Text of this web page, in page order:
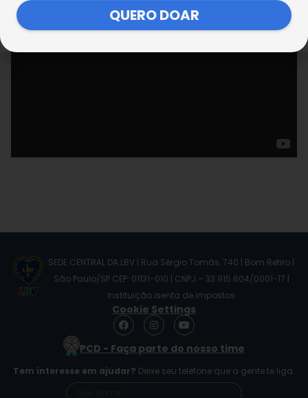
SEDE CENTRAL DA LBV | Rua Sérgio Tomás, 740 | Bom Retiro |
São Paulo/SP CEP: 01131-010 | CNPJ – 33.915.604/0001-17 |
Instituição isenta de impostos
Cookie Settings
F
a
e
o
o
I
n
s
t
g
r
Y
o
t
b
e
PCD - Faça parte do nosso time
Tem interesse em ajudar? Deixe seu telefone que a gente te liga.
QUERO DOAR